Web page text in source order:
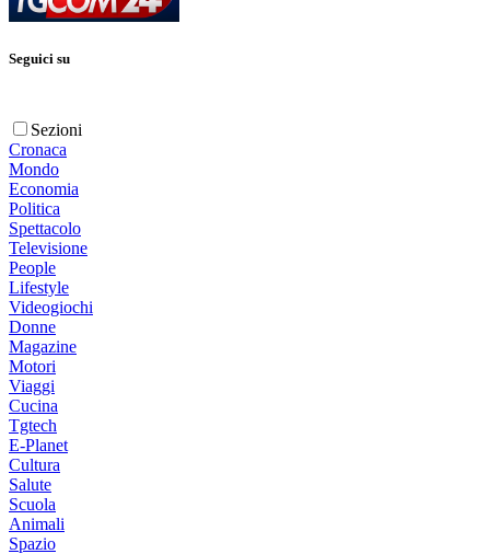
Seguici su
Sezioni
Cronaca
Mondo
Economia
Politica
Spettacolo
Televisione
People
Lifestyle
Videogiochi
Donne
Magazine
Motori
Viaggi
Cucina
Tgtech
E-Planet
Cultura
Salute
Scuola
Animali
Spazio